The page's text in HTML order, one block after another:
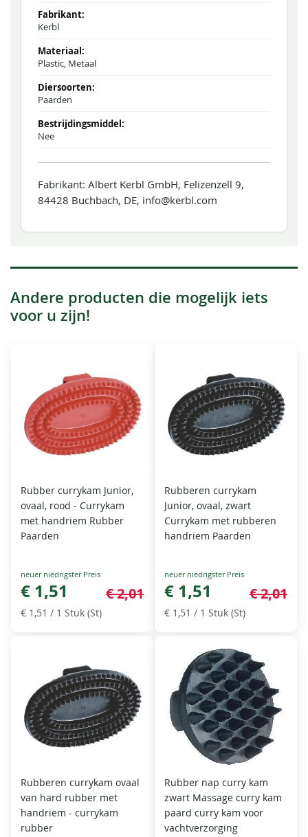
Kerbl
Plastic, Metaal
Paarden
Nee
Fabrikant: Albert Kerbl GmbH, Felizenzell 9,
84428 Buchbach, DE, info@kerbl.com
Andere producten die mogelijk iets
voor u zijn!
Rubber currykam Junior,
ovaal, rood - Currykam
met handriem Rubber
Paarden
Special
Price
€ 1,51 € 2,01
€ 1,51 / 1 Stuk (St)
Rubberen currykam
Junior, ovaal, zwart
Currykam met rubberen
handriem Paarden
Special
Price
€ 1,51 € 2,01
€ 1,51 / 1 Stuk (St)
Rubberen currykam ovaal
van hard rubber met
handriem - currykam
rubber
Rubber nap curry kam
zwart Massage curry kam
paard curry kam voor
vachtverzorging